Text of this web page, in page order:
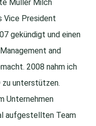
Müller Milch
Vice President
gekündigt und einen
and
2008 nahm ich
zu unterstützen.
Unternehmen
aufgestellten Team